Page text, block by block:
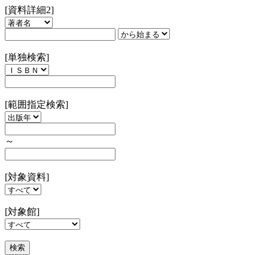
[資料詳細2]
[単独検索]
[範囲指定検索]
～
[対象資料]
[対象館]